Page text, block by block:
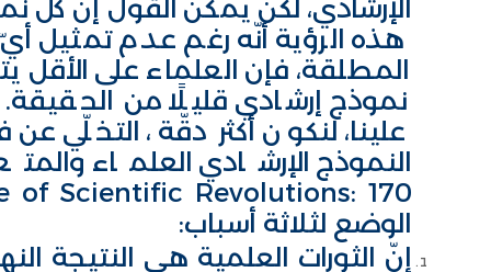
الإرشادي، لكن يمكن القول إنّ
هذه الرؤية أنّه رغم عدم تمثيل
المطلقة، فإن العلماء على الأقل
نموذج إرشادي قليلًا من
علينا، لنكون أكثر دقّة، التخلّي
الوضع لثلاثة أسباب:
إنّ الثورات العلمية هي النتيجة